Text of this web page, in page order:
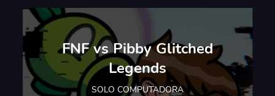
FNF vs Pibby Glitched
Legends
SOLO COMPUTADORA